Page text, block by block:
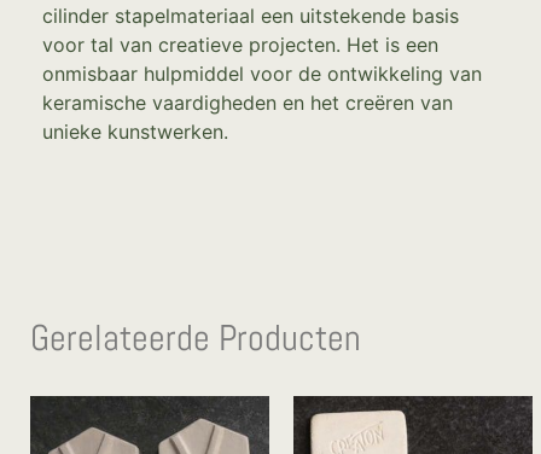
cilinder stapelmateriaal een uitstekende basis
voor tal van creatieve projecten. Het is een
onmisbaar hulpmiddel voor de ontwikkeling van
keramische vaardigheden en het creëren van
unieke kunstwerken.
Gerelateerde Producten